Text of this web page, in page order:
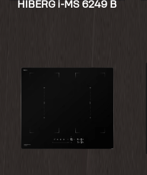
HIBERG i-MS 6249 B